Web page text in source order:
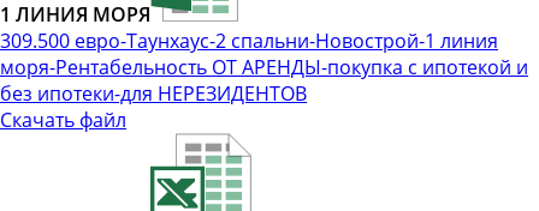
1 ЛИНИЯ МОРЯ
309.500 евро-Таунхаус-2 спальни-Новострой-1 линия
моря-Рентабельность ОТ АРЕНДЫ-покупка с ипотекой и
без ипотеки-для НЕРЕЗИДЕНТОВ
Скачать файл